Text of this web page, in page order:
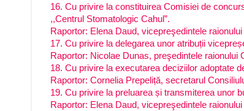
16. Сu privire la constituirea Comisiei de
,,Centrul Stomatologic Cаhul”.
Raportor: Elena Daud, vicepreşedintele
17. Cu privire la delegarea unor atribuții
Raportor: Nicolae Dunas, preşedintele raionului
18. Cu privire la executarea deciziilor adoptate
Raportor: Cornelia Prepeliță, secretarul
19. Cu privire la preluarea și transmiterea unor
Raportor: Elena Daud, vicepreşedintele